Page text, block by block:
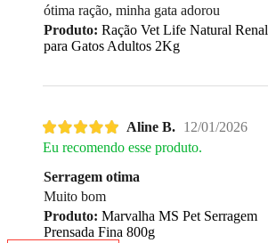
ótima ração, minha gata adorou
Produto: Ração Vet Life Natural Renal
para Gatos Adultos 2Kg
Aline B. 12/01/2026
Eu recomendo esse produto.
Serragem otima
Muito bom
Produto: Marvalha MS Pet Serragem
Prensada Fina 800g